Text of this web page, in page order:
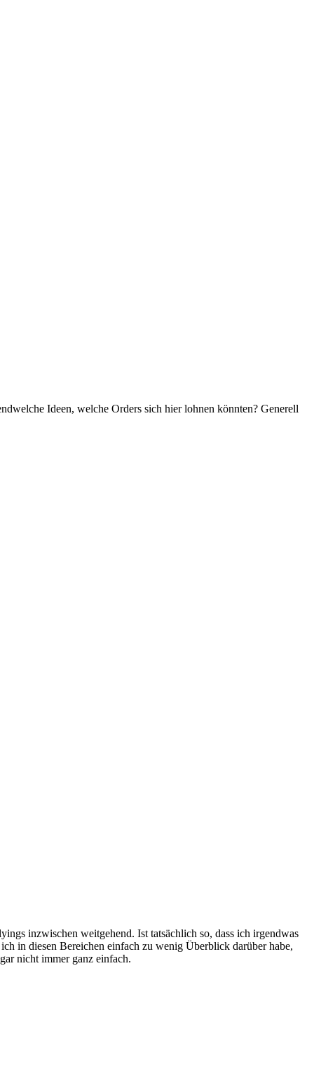
Ideen, welche Orders sich hier lohnen könnten? Generell
inzwischen weitgehend. Ist tatsächlich so, dass ich irgendwas
in diesen Bereichen einfach zu wenig Überblick darüber habe,
nicht immer ganz einfach.